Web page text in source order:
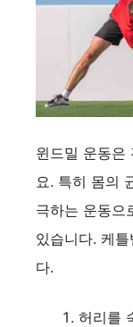
윈드밀 운동은
요. 특히 몸의
극하는 운동으
있습니다. 케
다.
허리를